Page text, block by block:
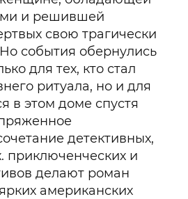
и решившей
свою трагически
события обернулись
для тех, кто стал
ритуала, но и для
в этом доме спустя
детективных,
приключенческих и
делают роман
американских